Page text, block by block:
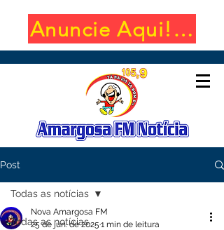
Anuncie Aqui!
Post
Todas as notícias
Todas as notícias
Nova Amargosa FM
25 de jun. de 2025 1 min de leitura